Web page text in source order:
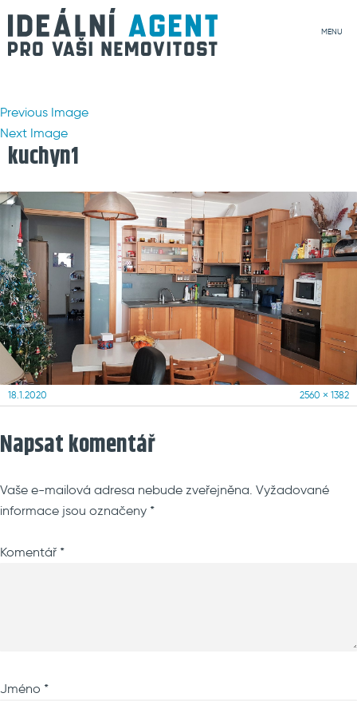
MENU
Previous Image
Next Image
kuchyn1
Posted
18.1.2020
Full
2560 × 1382
Napsat komentář
Vaše e-mailová adresa nebude zveřejněna. Vyžadované
informace jsou označeny *
Komentář *
Jméno *